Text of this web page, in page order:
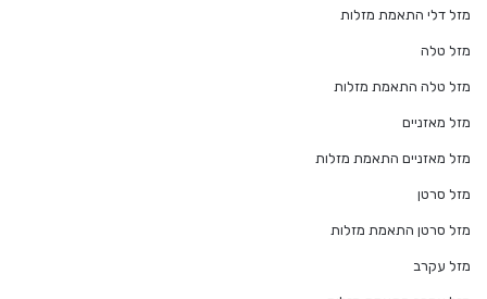
מזל דלי התאמת מזלות
מזל טלה
מזל טלה התאמת מזלות
מזל מאזניים
מזל מאזניים התאמת מזלות
מזל סרטן
מזל סרטן התאמת מזלות
מזל עקרב